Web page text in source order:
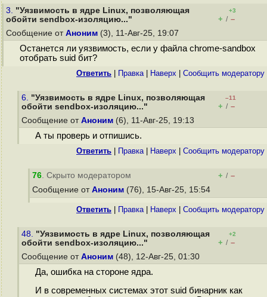
3. "Уязвимость в ядре Linux, позволяющая
обойти sendbox-изоляцию..."
+3
+ / –
Сообщение от Аноним (3), 11-Авг-25, 19:07
Останется ли уязвимость, если у файла chrome-sandbox
отобрать suid бит?
Ответить Правка| Наверх Cообщить модератору
6. "Уязвимость в ядре Linux, позволяющая
обойти sendbox-изоляцию..."
–11
+ / –
Сообщение от Аноним (6), 11-Авг-25, 19:13
А ты проверь и отпишись.
Ответить Правка| Наверх Cообщить модератору
76. Скрыто модератором + / –
Сообщение от Аноним (76), 15-Авг-25, 15:54
Ответить Правка| Наверх Cообщить модератору
48. "Уязвимость в ядре Linux, позволяющая
обойти sendbox-изоляцию..."
+2
+ / –
Сообщение от Аноним (48), 12-Авг-25, 01:30
Да, ошибка на стороне ядра.
И в современных системах этот suid бинарник как